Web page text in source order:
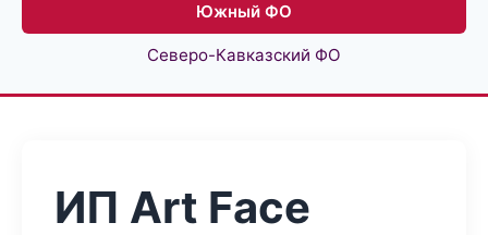
Южный ФО
Северо-Кавказский ФО
ИП Art Face